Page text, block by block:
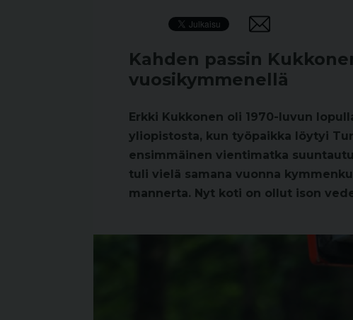
Kahden passin
vuosikymmenellä
Erkki Kukkonen oli 1970-luvun
yliopistosta, kun työpaikka löytyi
ensimmäinen vientimatka
tuli vielä samana vuonna
mannerta. Nyt koti on ollut ison